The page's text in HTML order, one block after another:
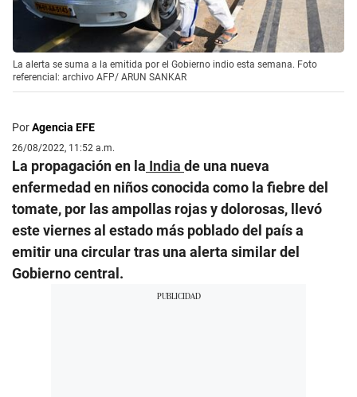
La alerta se suma a la emitida por el Gobierno indio esta semana. Foto
referencial: archivo AFP/ ARUN SANKAR
PorAgencia EFE
26/08/2022, 11:52 a.m.
La propagación en la India de una nueva
enfermedad en niños conocida como la fiebre del
tomate, por las ampollas rojas y dolorosas, llevó
este viernes al estado más poblado del país a
emitir una circular tras una alerta similar del
Gobierno central.